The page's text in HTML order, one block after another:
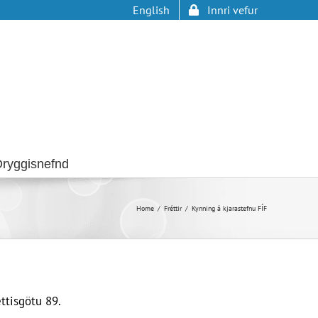
English Innri vefur
Home Fréttir Kynning á kjarastefnu FÍF
89.